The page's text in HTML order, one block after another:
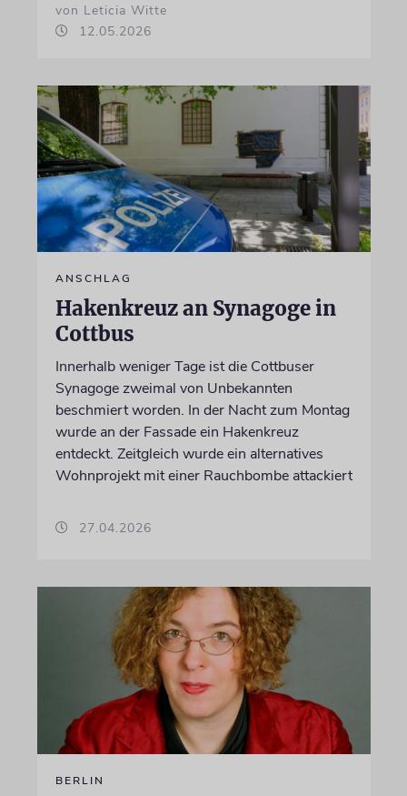
von Leticia Witte
12.05.2026
ANSCHLAG
Hakenkreuz an Synagoge in
Cottbus
Innerhalb weniger Tage ist die Cottbuser
Synagoge zweimal von Unbekannten
beschmiert worden. In der Nacht zum Montag
wurde an der Fassade ein Hakenkreuz
entdeckt. Zeitgleich wurde ein alternatives
Wohnprojekt mit einer Rauchbombe attackiert
27.04.2026
BERLIN